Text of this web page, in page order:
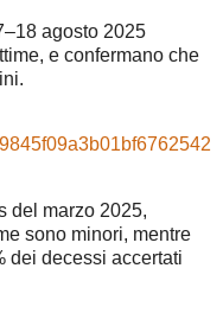
agosto 2025
e confermano che
del marzo 2025,
sono minori, mentre
dei decessi accertati